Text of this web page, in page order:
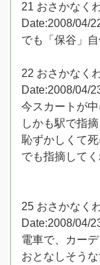
21 おさかなく
Date:2008/04/
でも「保谷」
22 おさかなく
Date:2008/04/
今スカートが中
しかも駅で指摘
恥ずかしくて死
でも指摘して
25 おさかなく
Date:2008/04/
電車で、カー
おとなしそう